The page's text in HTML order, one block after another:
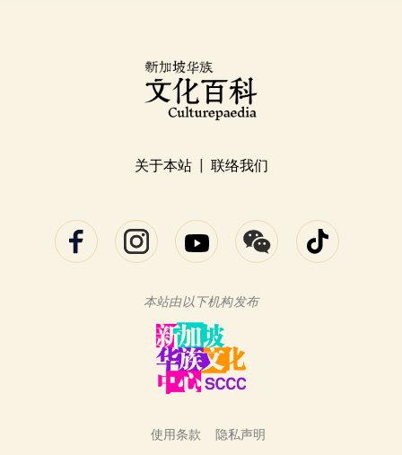
关于本站 | 联络我们
本站由以下机构发布
使用条款 隐私声明